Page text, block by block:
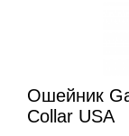
Ошейник
Collar USA